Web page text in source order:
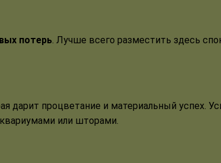
потерь. Лучше всего разместить здесь
дарит процветание и материальный успех.
или шторами.